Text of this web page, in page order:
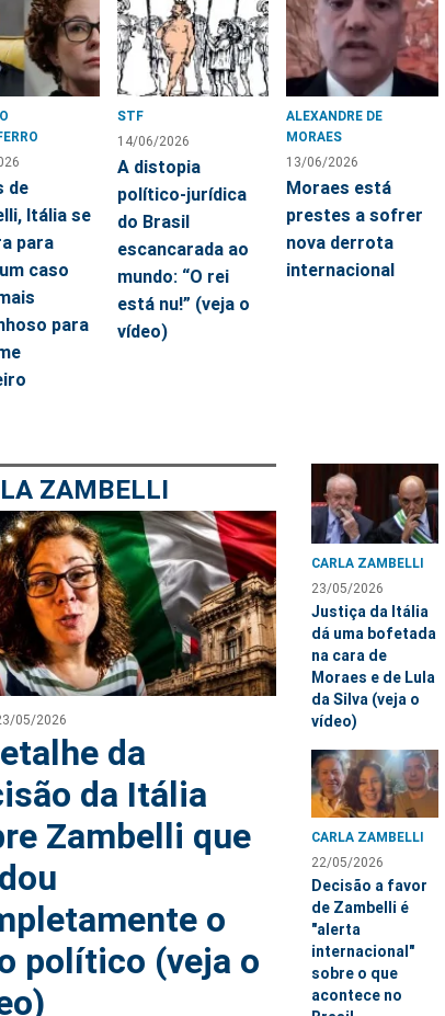
de
Itália se
para
caso
para
STF
14/06/2026
A distopia
político-jurídica
do Brasil
escancarada ao
mundo: “O rei
está nu!” (veja o
vídeo)
ALEXANDRE DE
MORAES
13/06/2026
Moraes está
prestes a sofrer
nova derrota
internacional
ZAMBELLI
05/2026
da
da Itália
Zambelli que
o
político (veja o
CARLA ZAMBELLI
23/05/2026
Justiça da Itália
dá uma bofetada
na cara de
Moraes e de Lula
da Silva (veja o
vídeo)
CARLA ZAMBELLI
22/05/2026
Decisão a favor
de Zambelli é
"alerta
internacional"
sobre o que
acontece no